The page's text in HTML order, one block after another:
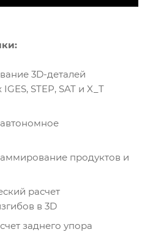
3D-деталей
STEP, SAT и X_T
продуктов и
расчет
в 3D
заднего упора